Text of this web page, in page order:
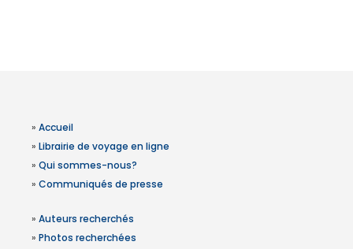
» Accueil
» Librairie de voyage en ligne
» Qui sommes-nous?
» Communiqués de presse
» Auteurs recherchés
» Photos recherchées